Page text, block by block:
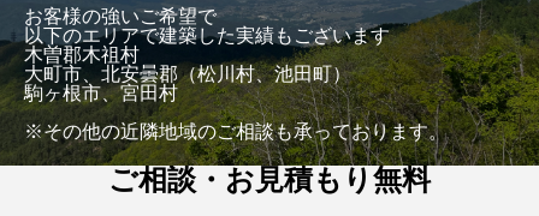
お客様の強いご希望で
以下のエリアで建築した実績もございます
木曽郡木祖村
大町市、北安曇郡（松川村、池田町）
駒ヶ根市、宮田村
※その他の近隣地域のご相談も承っております。
ご相談・お見積もり無料